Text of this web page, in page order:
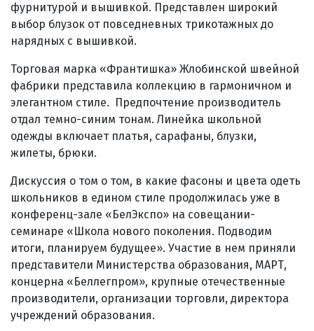
фурнитурой и вышивкой. Представлен широкий
выбор блузок от повседневных трикотажных до
нарядных с вышивкой.
Торговая марка «Франтишка» Жлобинской швейной
фабрики представила коллекцию в гармоничном и
элегантном стиле. Предпочтение производитель
отдал темно-синим тонам. Линейка школьной
одежды включает платья, сарафаны, блузки,
жилеты, брюки.
Дискуссия о том о том, в какие фасоны и цвета одеть
школьников в едином стиле продолжилась уже в
конференц-зале «БелЭкспо» на совещании-
семинаре «Школа нового поколения. Подводим
итоги, планируем будущее». Участие в нем приняли
представители Министерства образования, МАРТ,
концерна «Беллегпром», крупные отечественные
производители, организации торговли, директора
учреждений образования.